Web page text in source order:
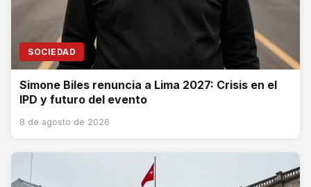
SOCIEDAD
Simone Biles renuncia a Lima 2027: Crisis en el
IPD y futuro del evento
8 de agosto de 2026